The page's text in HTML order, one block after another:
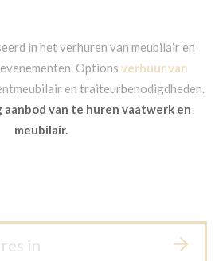
in het verhuren van meubilair en
Options verhuur van
en traiteurbenodigdheden.
van te huren vaatwerk en
meubilair.